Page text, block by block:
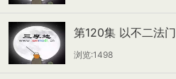
第120集 以不二法
浏览:1498